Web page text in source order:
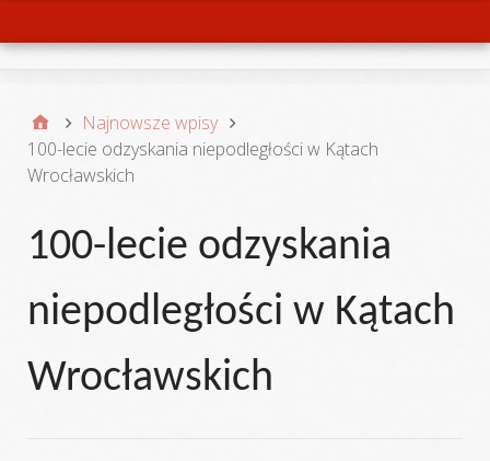
Najnowsze wpisy
100-lecie odzyskania niepodległości w Kątach
Wrocławskich
100-lecie odzyskania
niepodległości w Kątach
Wrocławskich